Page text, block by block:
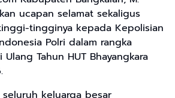
ucapan selamat sekaligus
tingginya kepada Kepolisian
Polri dalam rangka
Tahun HUT Bhayangkara
seluruh keluarga besar